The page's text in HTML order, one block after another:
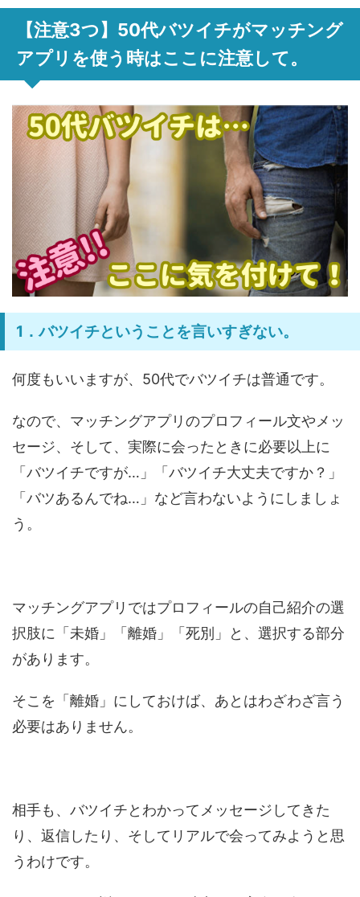
【注意3つ】50代バツイチがマッチング
アプリを使う時はここに注意して。
1．バツイチということを言いすぎない。
何度もいいますが、50代でバツイチは普通です。
なので、マッチングアプリのプロフィール文やメッ
セージ、そして、実際に会ったときに必要以上に
「バツイチですが…」「バツイチ大丈夫ですか？」
「バツあるんでね…」など言わないようにしましょ
う。
マッチングアプリではプロフィールの自己紹介の選
択肢に「未婚」「離婚」「死別」と、選択する部分
があります。
そこを「離婚」にしておけば、あとはわざわざ言う
必要はありません。
相手も、バツイチとわかってメッセージしてきた
り、返信したり、そしてリアルで会ってみようと思
うわけです。